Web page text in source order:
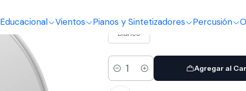
Educacional Vientos Pianos y Sintetizadores Percusión
COLOR
Blanco
Cantidad
Agregar al